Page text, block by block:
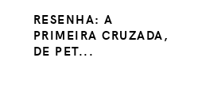
RESENHA: A
PRIMEIRA CRUZADA,
DE PET...